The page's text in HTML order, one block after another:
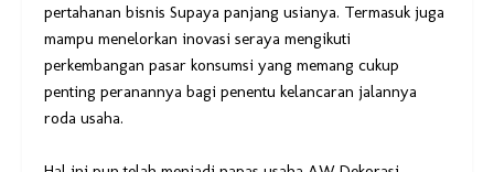
pertahanan bisnis Supaya panjang usianya. Termasuk juga
mampu menelorkan inovasi seraya mengikuti
perkembangan pasar konsumsi yang memang cukup
penting peranannya bagi penentu kelancaran jalannya
roda usaha.